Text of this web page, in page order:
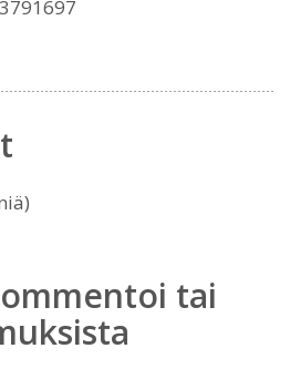
tai